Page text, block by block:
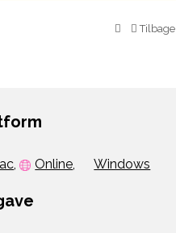
Tilbage
, Online, Windows